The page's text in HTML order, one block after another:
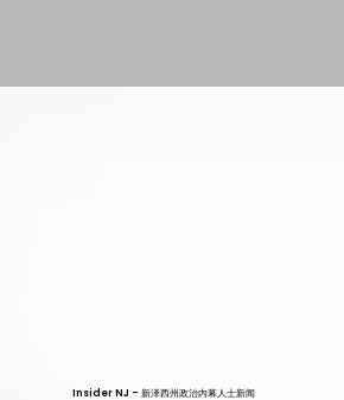
Insider NJ - 新泽西州政治内幕人士新闻